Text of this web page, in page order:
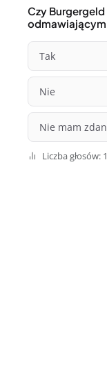
Czy
Tak
Nie
Nie mam
Liczba głosów: